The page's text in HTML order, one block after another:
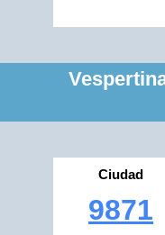
Ciudad
9871